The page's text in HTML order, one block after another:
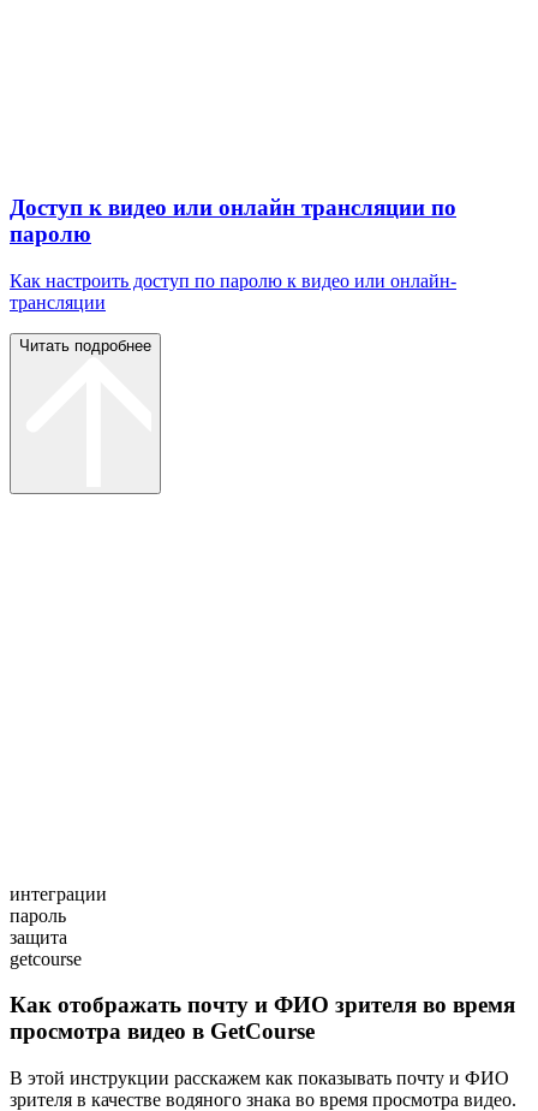
Доступ к видео или онлайн трансляции по
паролю
Как настроить доступ по паролю к видео или онлайн-
трансляции
Читать подробнее
интеграции
пароль
защита
getcourse
Как отображать почту и ФИО зрителя во время
просмотра видео в GetCourse
В этой инструкции расскажем как показывать почту и ФИО
зрителя в качестве водяного знака во время просмотра видео.